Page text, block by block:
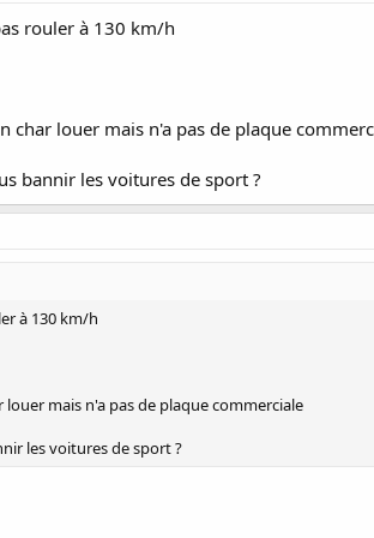
rouler à 130 km/h
char louer mais n'a pas de plaque
bannir les voitures de sport ?
à 130 km/h
mais n'a pas de plaque commerciale
les voitures de sport ?